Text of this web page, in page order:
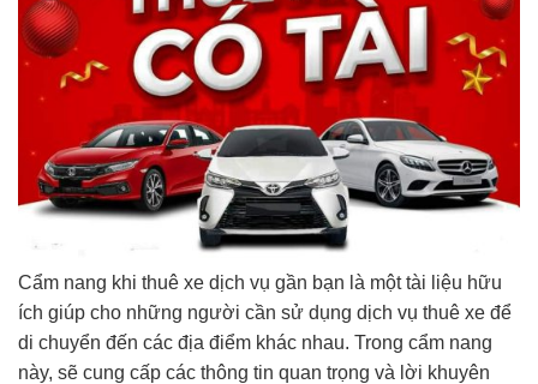
Cẩm nang khi thuê xe dịch vụ gần bạn là một tài liệu hữu
ích giúp cho những người cần sử dụng dịch vụ thuê xe để
di chuyển đến các địa điểm khác nhau. Trong cẩm nang
này, sẽ cung cấp các thông tin quan trọng và lời khuyên